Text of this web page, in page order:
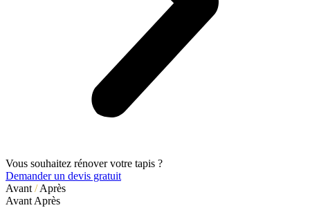
Vous souhaitez rénover votre tapis ?
Demander un devis gratuit
Avant /Après
Avant Après